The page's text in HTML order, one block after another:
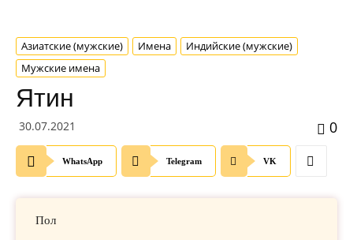
Азиатские (мужские) Имена
Индийские (мужские)
Мужские имена
Ятин
30.07.2021 0
WhatsApp Telegram VK
Пол